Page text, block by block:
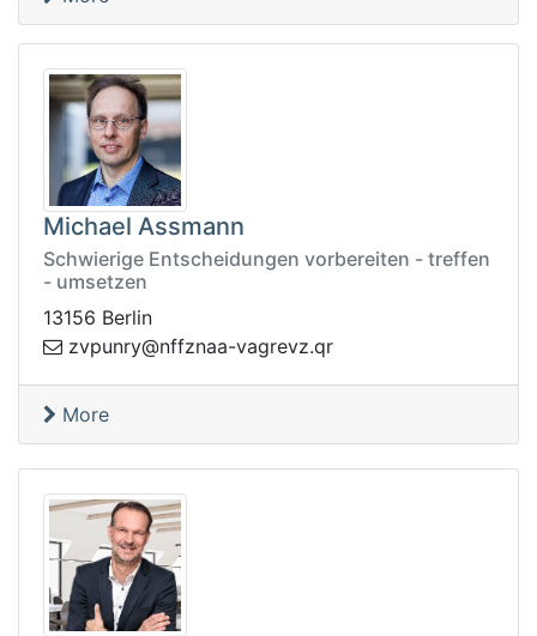
Michael Assmann
Schwierige Entscheidungen vorbereiten - treffen
- umsetzen
13156 Berlin
rq.zvergav
-aanzffn@yrnupvz
More